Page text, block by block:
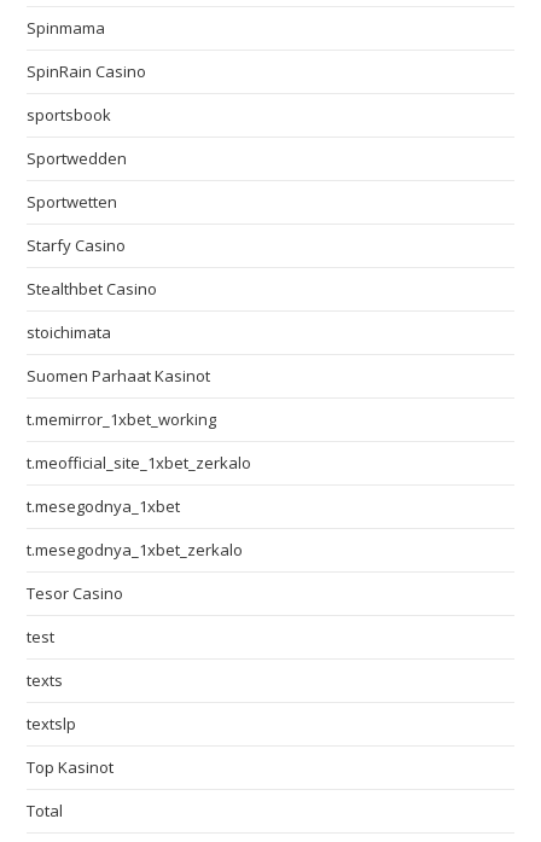
Spinmama
SpinRain Casino
sportsbook
Sportwedden
Sportwetten
Starfy Casino
Stealthbet Casino
stoichimata
Suomen Parhaat Kasinot
t.memirror_1xbet_working
t.meofficial_site_1xbet_zerkalo
t.mesegodnya_1xbet
t.mesegodnya_1xbet_zerkalo
Tesor Casino
test
texts
textslp
Top Kasinot
Total